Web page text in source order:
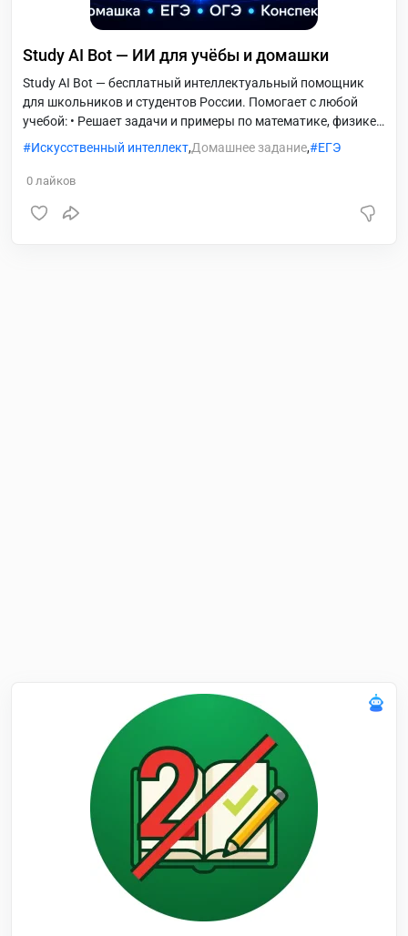
Study AI Bot — ИИ для учёбы и домашки
Study AI Bot — бесплатный интеллектуальный помощник
для школьников и студентов России. Помогает с любой
учебой: • Решает задачи и примеры по математике, физике,
химии, биологии и другим предметам • Объясняет сложные
темы простым языком • Помогает с домашними заданиями
• Создаёт конспекты, планы и шпаргалки Работает на
Идеально подходит для подготовки к ЕГЭ, ОГЭ, ВПР и
Искусственный интеллект,Домашнее задание, ЕГЭ
0 лайков